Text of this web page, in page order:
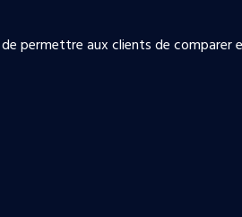
permettre aux clients de comparer